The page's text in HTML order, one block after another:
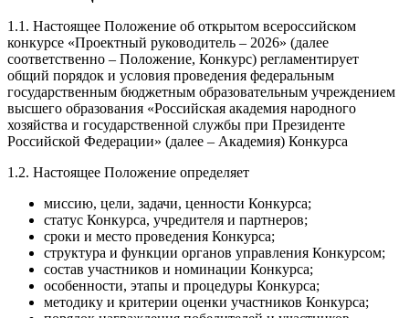
1.1. Настоящее Положение об открытом всероссийском
конкурсе «Проектный руководитель – 2026» (далее
соответственно – Положение, Конкурс) регламентирует
общий порядок и условия проведения федеральным
государственным бюджетным образовательным учреждением
высшего образования «Российская академия народного
хозяйства и государственной службы при Президенте
Российской Федерации» (далее – Академия) Конкурса
1.2. Настоящее Положение определяет
миссию, цели, задачи, ценности Конкурса;
статус Конкурса, учредителя и партнеров;
сроки и место проведения Конкурса;
структура и функции органов управления Конкурсом;
состав участников и номинации Конкурса;
особенности, этапы и процедуры Конкурса;
методику и критерии оценки участников Конкурса;